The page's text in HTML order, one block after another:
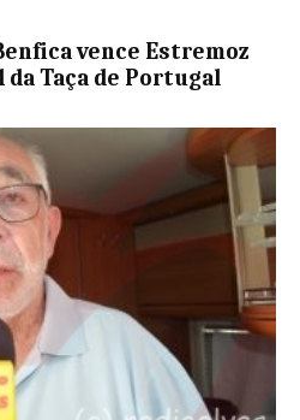
vence Estremoz
Taça de Portugal